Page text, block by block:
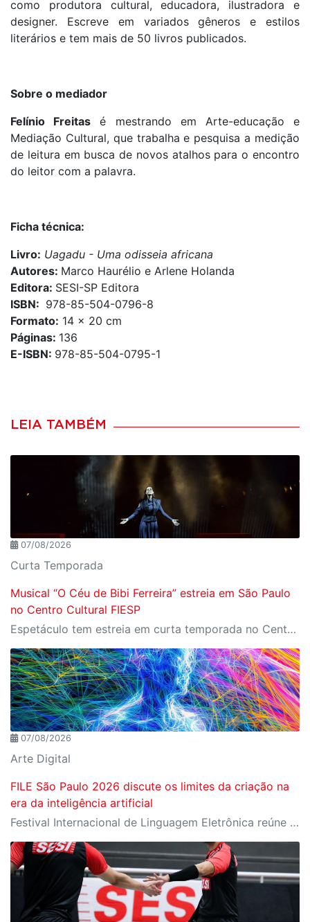
como produtora cultural, educadora, ilustradora e
designer. Escreve em variados gêneros e estilos
literários e tem mais de 50 livros publicados.
Sobre o mediador
Felínio Freitas é mestrando em Arte-educação e
Mediação Cultural, que trabalha e pesquisa a medição
de leitura em busca de novos atalhos para o encontro
do leitor com a palavra.
Ficha técnica:
Livro: Uagadu - Uma odisseia africana
Autores: Marco Haurélio e Arlene Holanda
Editora: SESI-SP Editora
ISBN: 978-85-504-0796-8
Formato: 14 x 20 cm
Páginas: 136
E-ISBN: 978-85-504-0795-1
LEIA TAMBÉM
07/08/2026
Curta Temporada
Musical “O Céu de Bibi Ferreira” estreia em São Paulo
no Centro Cultural FIESP
Espetáculo tem estreia em curta temporada no Centro Cultural FIESP, no dia 20 de agosto, às 20h.
07/08/2026
Arte Digital
FILE São Paulo 2026 discute os limites da criação na
era da inteligência artificial
Festival Internacional de Linguagem Eletrônica reúne cerca de 150 obras de artistas de diversos países e convida o público a refletir sobre as novas relações entre arte, tecnologia e inteligência artificial